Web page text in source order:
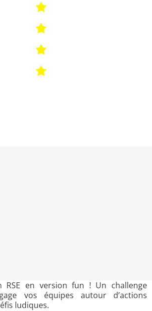
RSE en version fun ! Un challenge
vos équipes autour d’actions
ludiques.